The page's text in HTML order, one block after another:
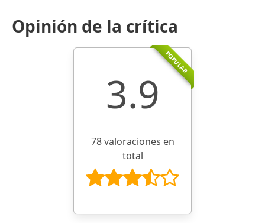
Opinión de la crítica
POPULAR
3.9
78 valoraciones en
total